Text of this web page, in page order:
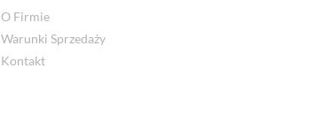
O Firmie
Warunki Sprzedaży
Kontakt